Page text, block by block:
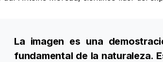
La imagen es una
fundamental de la naturaleza.